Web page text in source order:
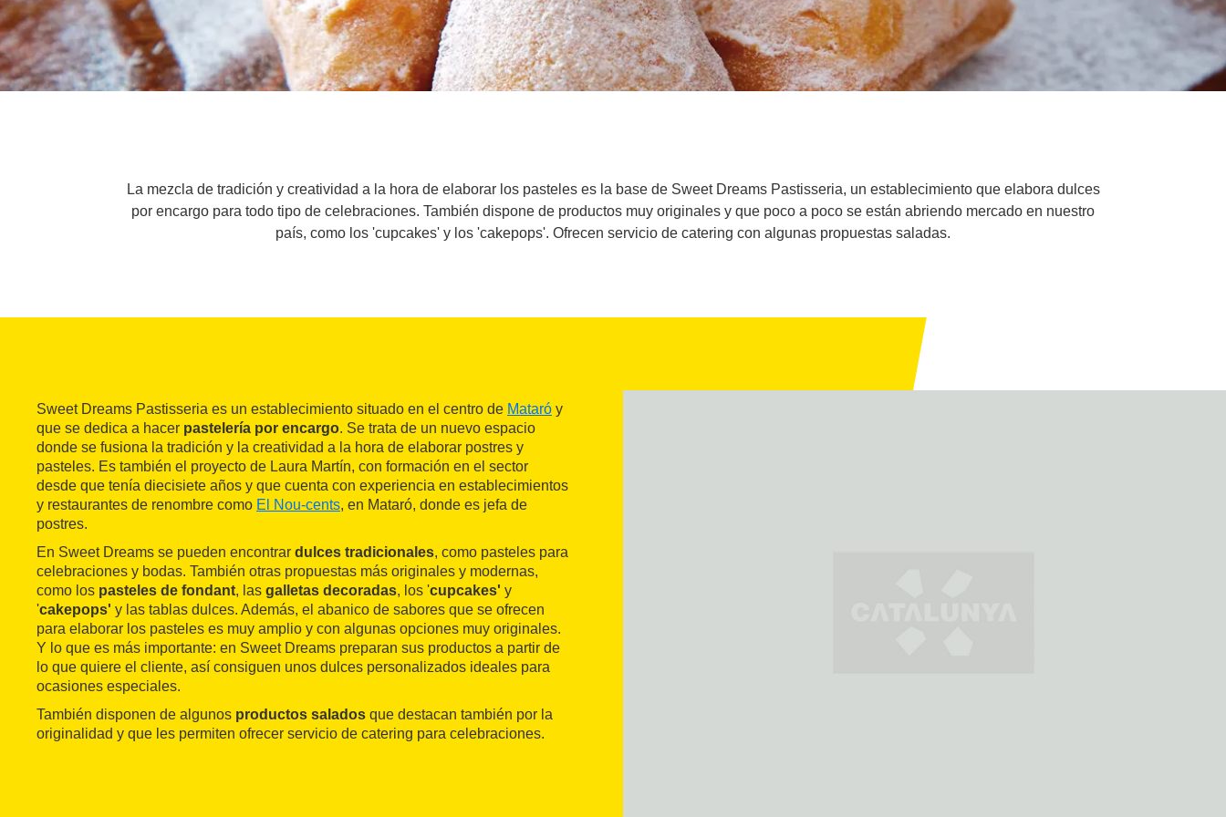
La mezcla de tradición y creatividad a la hora de elaborar los pasteles es la base de Sweet Dreams Pastisseria, un establecimiento que elabora dulces
por encargo para todo tipo de celebraciones. También dispone de productos muy originales y que poco a poco se están abriendo mercado en nuestro
país, como los 'cupcakes' y los 'cakepops'. Ofrecen servicio de catering con algunas propuestas saladas.
Sweet Dreams Pastisseria es un establecimiento situado en el centro de Mataró y
que se dedica a hacer pastelería por encargo. Se trata de un nuevo espacio
donde se fusiona la tradición y la creatividad a la hora de elaborar postres y
pasteles. Es también el proyecto de Laura Martín, con formación en el sector
desde que tenía diecisiete años y que cuenta con experiencia en establecimientos
y restaurantes de renombre como El Nou-cents, en Mataró, donde es jefa de
postres.
En Sweet Dreams se pueden encontrar dulces tradicionales, como pasteles para
celebraciones y bodas. También otras propuestas más originales y modernas,
como los pasteles de fondant, las galletas decoradas, los 'cupcakes' y
'cakepops' y las tablas dulces. Además, el abanico de sabores que se ofrecen
para elaborar los pasteles es muy amplio y con algunas opciones muy originales.
Y lo que es más importante: en Sweet Dreams preparan sus productos a partir de
lo que quiere el cliente, así consiguen unos dulces personalizados ideales para
ocasiones especiales.
También disponen de algunos productos salados que destacan también por la
originalidad y que les permiten ofrecer servicio de catering para celebraciones.